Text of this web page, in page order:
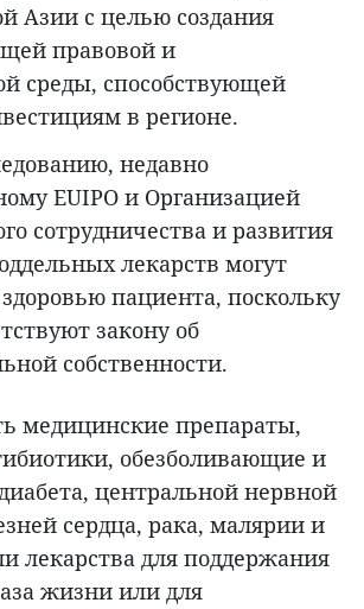
Азии с целью создания
правовой и
среды, способствующей
в регионе.
недавно
EUIPO и Организацией
сотрудничества и развития
лекарств могут
пациента, поскольку
закону об
собственности.
медицинские препараты,
обезболивающие и
центральной нервной
сердца, рака, малярии и
лекарства для поддержания
жизни или для